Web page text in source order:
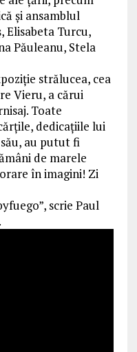
și ansamblul
Elisabeta Turcu,
Păuleanu, Stela
strălucea, cea
Vieru, a cărui
Toate
dedicațiile lui
au putut fi
de marele
în imagini! Zi
scrie Paul